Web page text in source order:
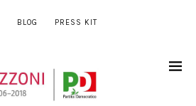
BLOG PRESS KIT